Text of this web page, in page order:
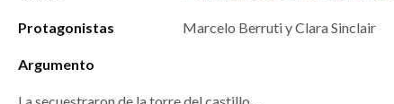
Protagonistas Marcelo Berruti y Clara Sinclair
Argumento